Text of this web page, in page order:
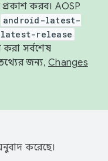
করব। AOSP
android-latest-
release
করা সর্বশেষ
জন্য, Changes
করেছে।